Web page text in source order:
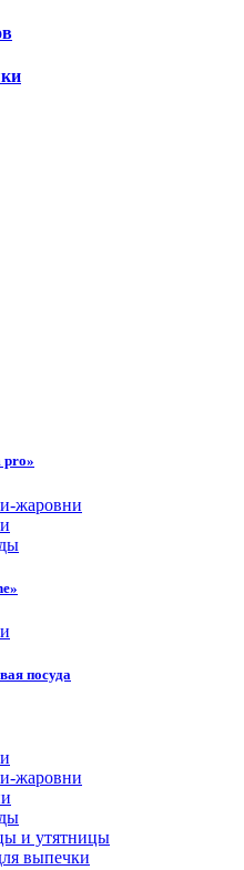
pro»
жаровни
посуда
жаровни
и утятницы
выпечки